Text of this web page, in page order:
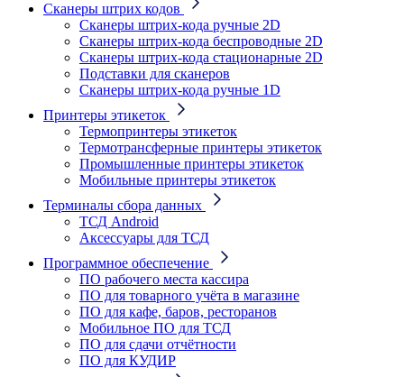
Сканеры штрих кодов
Сканеры штрих-кода ручные 2D
Сканеры штрих-кода беспроводные 2D
Cканеры штрих-кода стационарные 2D
Подставки для сканеров
Сканеры штрих-кода ручные 1D
Принтеры этикеток
Термопринтеры этикеток
Термотрансферные принтеры этикеток
Промышленные принтеры этикеток
Мобильные принтеры этикеток
Терминалы сбора данных
ТСД Android
Аксессуары для ТСД
Программное обеспечение
ПО рабочего места кассира
ПО для товарного учёта в магазине
ПО для кафе, баров, ресторанов
Мобильное ПО для ТСД
ПО для сдачи отчётности
ПО для КУДИР